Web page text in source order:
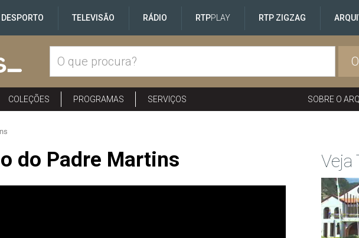
DESPORTO TELEVISÃO RÁDIO RTPPLAY RTP ZIGZAG
COLEÇÕES PROGRAMAS SERVIÇOS SOBRE O
do Padre Martins Veja